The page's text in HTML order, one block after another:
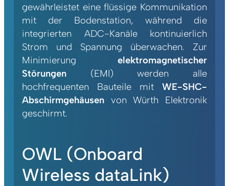
gewährleistet eine flüssige Kommunikation
mit der Bodenstation, während die
integrierten ADC-Kanäle kontinuierlich
Strom und Spannung überwachen. Zur
Minimierung elektromagnetischer
Störungen (EMI) werden alle
hochfrequenten Bauteile mitWE-SHC-
Abschirmgehäusen von Würth Elektronik
geschirmt.
OWL (Onboard
Wireless dataLink)